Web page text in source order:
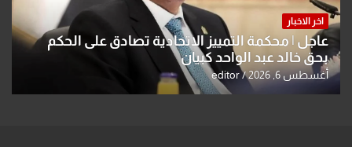
اخر الاخبار
عاجل | محكمة التمييز الاتحادية تصادق على الحكم
بحق خالد عبد الواحد كبيان
أغسطس 6, 2026 editor